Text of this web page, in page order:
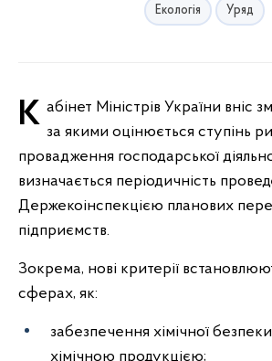
Екологія Уряд
Кабінет Міністрів України вніс зміни до Критеріїв, за якими оцінюється ступінь
провадження господарської
визначається періодичність
Держекоінспекцією планових
підприємств.
Зокрема, нові критерії
сферах, як:
забезпечення хімічної
хімічною продукцією;